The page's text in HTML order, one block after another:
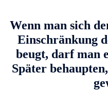
Wenn man sich
Einschränkung
beugt, darf man
Später